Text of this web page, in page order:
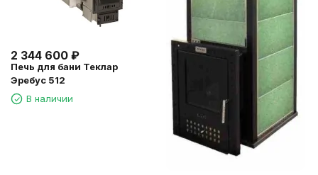
2 344 600 ₽
Печь для бани Теклар
Эребус 512
В наличии